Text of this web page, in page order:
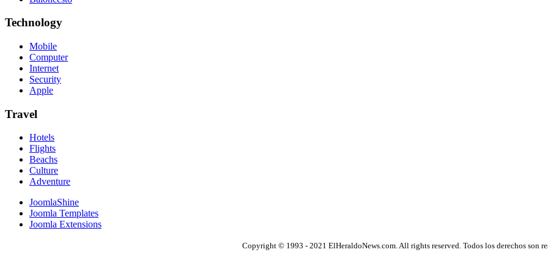
Technology
Mobile
Computer
Internet
Security
Apple
Travel
Hotels
Flights
Beachs
Culture
Adventure
JoomlaShine
Joomla Templates
Joomla Extensions
Copyright © 1993 - 2021 ElHeraldoNews.com. All rights reserved. Todos los derechos son